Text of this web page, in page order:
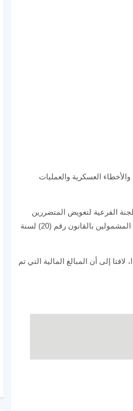
العسكرية والعمليات
الفرعية لتعويض المتضررين
جراء العمليات الحربية والأخطاء العسكرية والعمليات الإرهابية أعلنت أسماء وجبة جديدة من المشمولين بالقانون رقم (20) لسنة
يترأسها القاضي صالح سعيد انجزت معاملة (957) مستفيدا، لافتا إلى أن المبالغ المالية التي تم